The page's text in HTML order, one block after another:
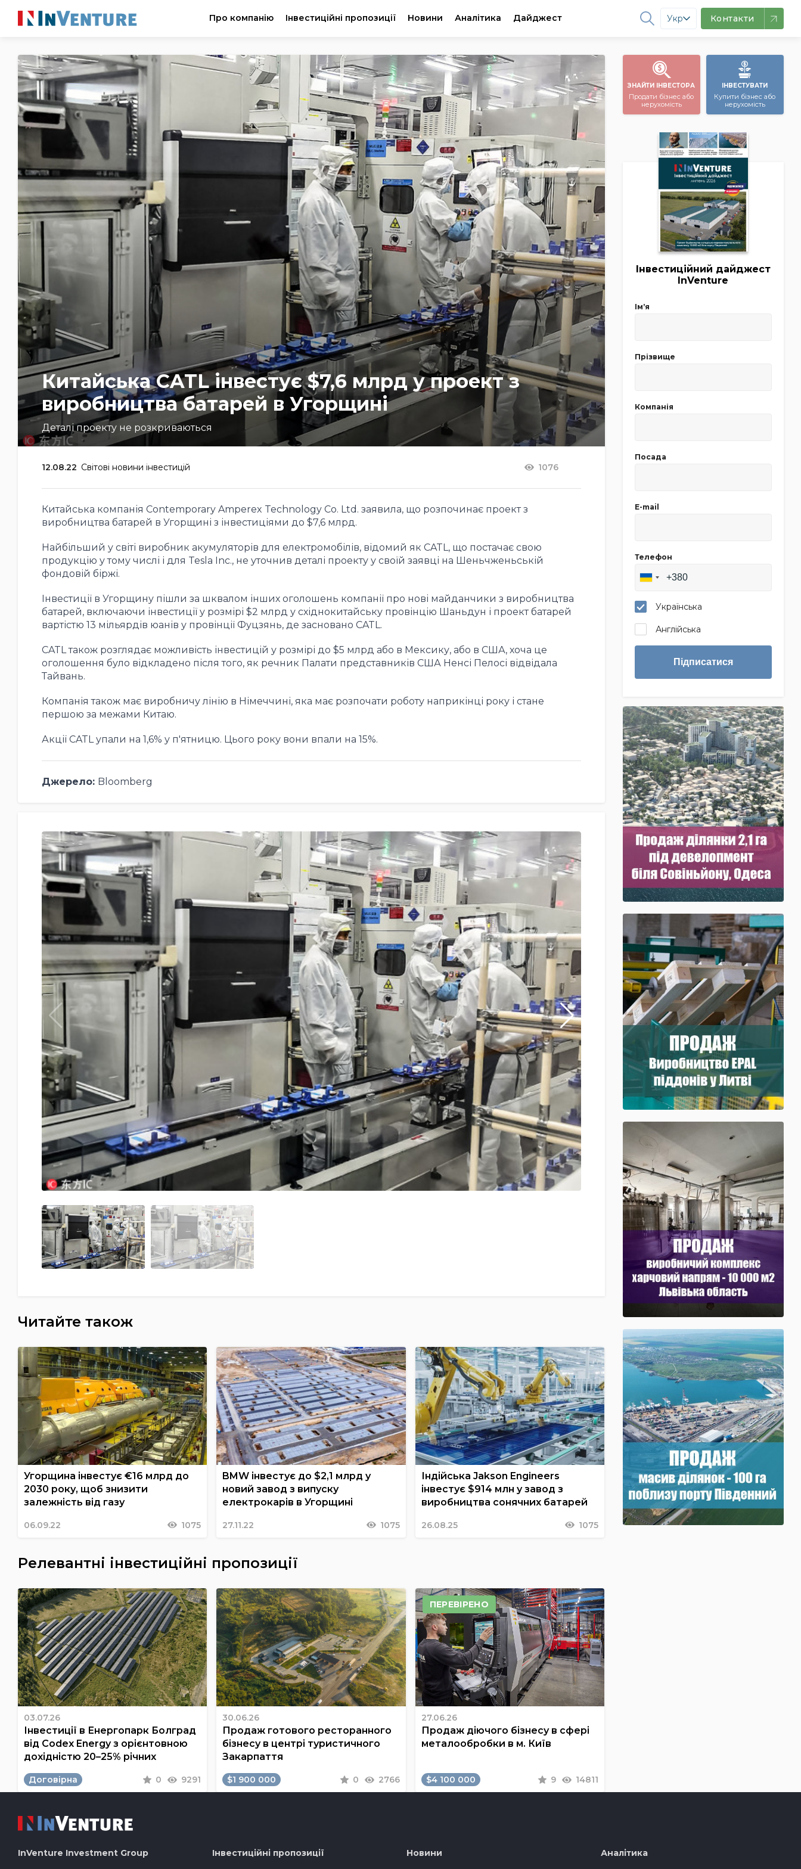
Про компанію Інвестиційні пропозиції Новини Аналітика Дайджест Укр Контакти
Китайська CATL інвестує $7,6 млрд у проект з
виробництва батарей в Угорщині
Деталі проекту не розкриваються
12.08.22 Світові новини інвестицій 1076
Китайська компанія Contemporary Amperex Technology Co. Ltd. заявила, що розпочинає проект з
виробництва батарей в Угорщині з інвестиціями до $7,6 млрд.
Найбільший у світі виробник акумуляторів для електромобілів, відомий як CATL, що постачає свою
продукцію у тому числі і для Tesla Inc., не уточнив деталі проекту у своїй заявці на Шеньчженьській
фондовій біржі.
Інвестиції в Угорщину пішли за шквалом інших оголошень компанії про нові майданчики з виробництва
батарей, включаючи інвестиції у розмірі $2 млрд у східнокитайську провінцію Шаньдун і проект батарей
вартістю 13 мільярдів юанів у провінції Фуцзянь, де засновано CATL.
CATL також розглядає можливість інвестицій у розмірі до $5 млрд або в Мексику, або в США, хоча це
оголошення було відкладено після того, як речник Палати представників США Ненсі Пелосі відвідала
Тайвань.
Компанія також має виробничу лінію в Німеччині, яка має розпочати роботу наприкінці року і стане
першою за межами Китаю.
Акції CATL упали на 1,6% у п'ятницю. Цього року вони впали на 15%.
Джерело: Bloomberg
Читайте також
Угорщина інвестує €16 млрд до
2030 року, щоб знизити
залежність від газу
06.09.22 1075
BMW інвестує до $2,1 млрд у
новий завод з випуску
електрокарів в Угорщині
27.11.22 1075
Індійська Jakson Engineers
інвестує $914 млн у завод з
виробництва сонячних батарей
26.08.25 1075
Релевантні інвестиційні пропозиції
03.07.26
Інвестиції в Енергопарк Болград
від Codex Energy з орієнтовною
дохідністю 20–25% річних
Договірна 0 9291
30.06.26
Продаж готового ресторанного
бізнесу в центрі туристичного
Закарпаття
$1 900 000 0 2766
ПЕРЕВІРЕНО
27.06.26
Продаж діючого бізнесу в сфері
металообробки в м. Київ
$4 100 000 9 14811
ЗНАЙТИ ІНВЕСТОРА
Продати бізнес або
нерухомість
ІНВЕСТУВАТИ
Купити бізнес або
нерухомість
Інвестиційний дайджест
InVenture
Імʼя
Прізвище
Компанія
Посада
E-mail
Телефон
Українська
Англійська
Підписатися
InVenture Investment Group
Інвестиційні пропозиції
Новини
Аналітика